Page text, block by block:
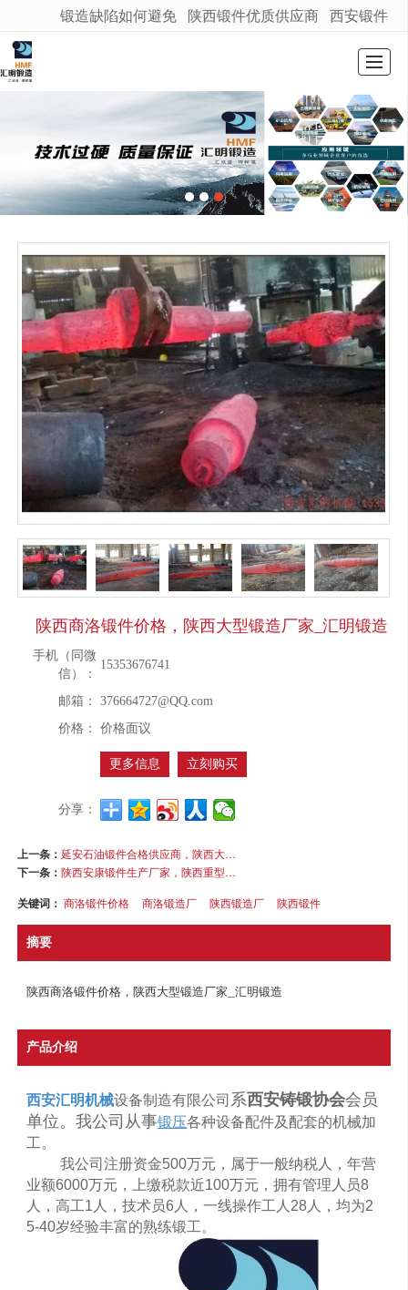
很遗憾，因您的浏览器版本过低导致无法获得最佳浏览体验，推荐下载安装谷歌浏览器！
锻造缺陷如何避免 陕西锻件优质供应商 西安锻件
图库展示 联系我们 留言反馈 LBS
陕西商洛锻件价格，陕西大型锻造厂家_汇明锻造
手机（同微
信）：
15353676741
邮箱：
376664727@QQ.com
价格：
价格面议
更多信息 立刻购买
分享：
上一条： 延安石油锻件合格供应商，陕西大型锻造厂家-汇明锻造
下一条： 陕西安康锻件生产厂家，陕西重型锻造厂—汇明锻造
关键词：商洛锻件价格 商洛锻造厂 陕西锻造厂 陕西锻件
摘要
陕西商洛锻件价格，陕西大型锻造厂家_汇明锻造
产品介绍
西安汇明机械设备制造有限公司 系西安铸锻协会会员
单位。我公司从事锻压各种设备配件及配套的机械加
工。
我公司注册资金500万元，属于一般纳税人，年营
业额6000万元，上缴税款近100万元，拥有管理人员8
人，高工1 人，技术员6 人，一线操作工人 28 人，均为2
5-40岁经验丰富的熟练锻工。